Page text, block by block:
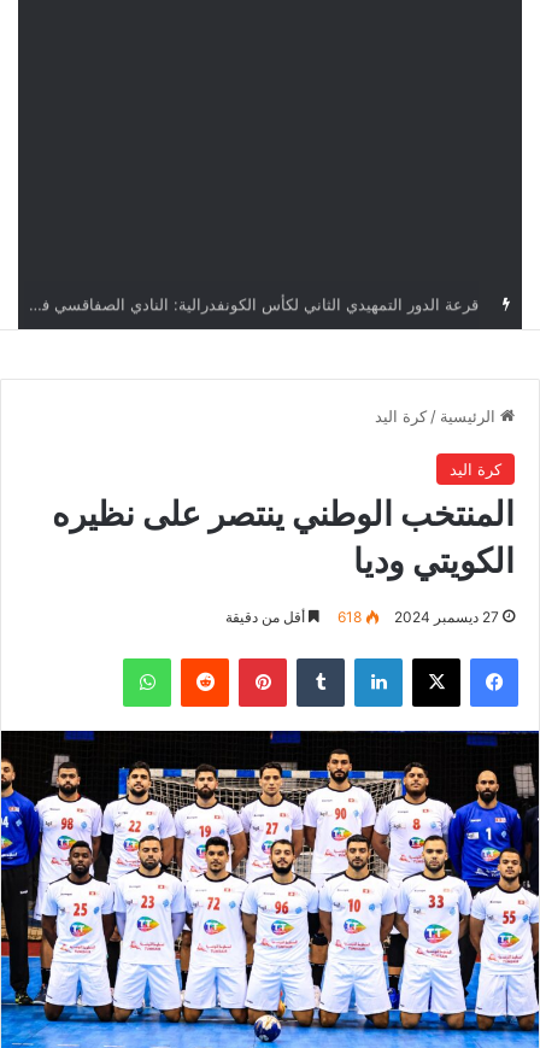
قرعة كأس الكونفدرالية: النادي الصفاقسي يواجه شوتينغ ستارز النيجيري وترجي جرجيس يصطدم بديامبارس السنغالي
الرئيسية / كرة اليد
كرة اليد
المنتخب الوطني ينتصر على نظيره
الكويتي وديا
27 ديسمبر 2024 618 أقل من دقيقة
فيسبوك ‫X لينكدإن بينتيريست واتساب